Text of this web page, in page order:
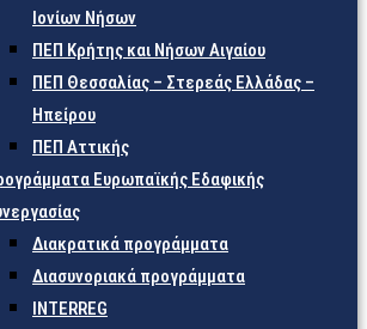
Ιονίων Νήσων
ΠΕΠ Κρήτης και Νήσων Αιγαίου
ΠΕΠ Θεσσαλίας – Στερεάς Ελλάδας –
Ηπείρου
ΠΕΠ Αττικής
Ευρωπαϊκής Εδαφικής
Διακρατικά προγράμματα
Διασυνοριακά προγράμματα
INTERREG